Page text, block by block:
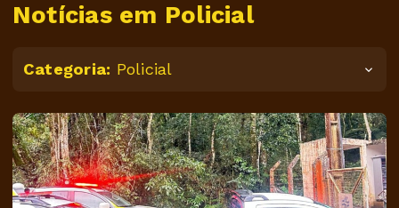
Notícias em Policial
Categoria: Policial